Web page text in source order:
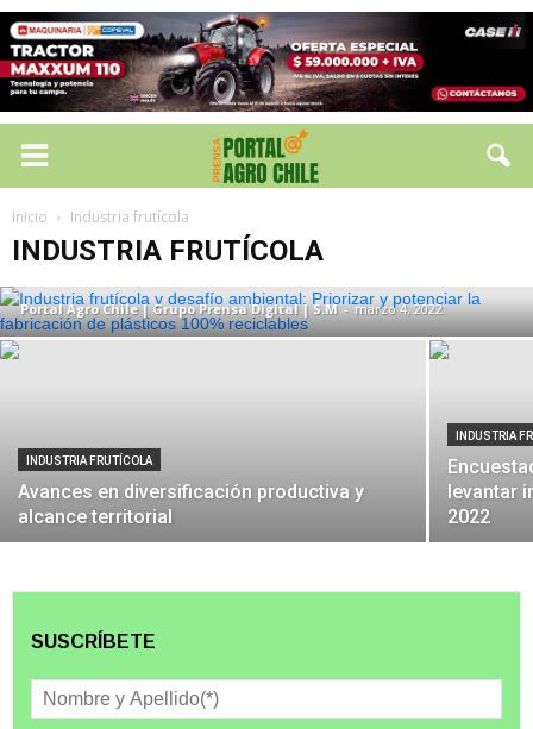
Inicio Industria frutícola
INDUSTRIA FRUTÍCOLA
Industria frutícola y desafío ambiental:
Priorizar y potenciar la fabricación de
Portal Agro Chile | Grupo Prensa Digital | S.M - marzo 4, 2022
INDUSTRIA FRUTÍCOLA
Avances en diversificación productiva y
alcance territorial
INDUSTRIA
levantar
2022
SUSCRÍBETE